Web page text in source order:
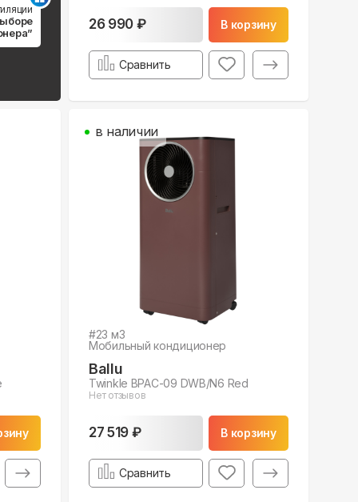
26 990 ₽ В корзину
Сравнить
#23 м3
Мобильный кондиционер
Ballu
Twinkle BPAC-09 DWB/N6 Red
Нет отзывов
27 519 ₽ В корзину
в наличии
Сравнить